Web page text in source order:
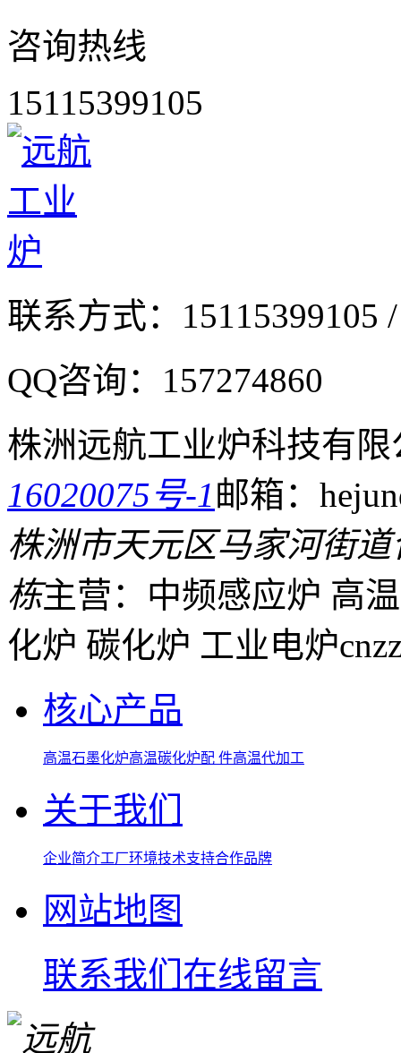
咨询热线
15115399105
联系方式： 15115399105
QQ咨询： 157274860
株洲远航工业炉科技有限
16020075号-1邮箱：
株洲市天元区马家河街
栋主营：中频感应炉 高
化炉 碳化炉 工业电炉
核心产品
高温石墨化炉高温碳化炉配 件高温代加工
关于我们
企业简介工厂环境技术支持合作品牌
网站地图
联系我们 在线留言